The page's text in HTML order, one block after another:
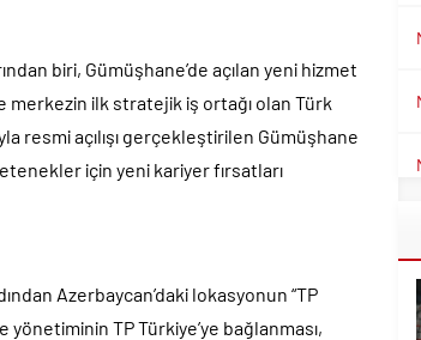
biri, Gümüşhane’de açılan yeni hizmet
ilk stratejik iş ortağı olan Türk
resmi açılışı gerçekleştirilen Gümüşhane
için yeni kariyer fırsatları
Azerbaycan’daki lokasyonun “TP
yönetiminin TP Türkiye’ye bağlanması,